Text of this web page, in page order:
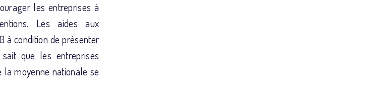
les entreprises à
Les aides aux
à condition de présenter
que les entreprises
moyenne nationale se